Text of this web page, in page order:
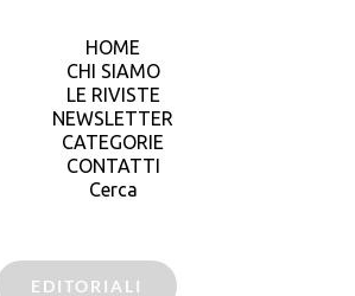
HOME
CHI SIAMO
LE RIVISTE
NEWSLETTER
CATEGORIE
CONTATTI
Cerca
EDITORIALI